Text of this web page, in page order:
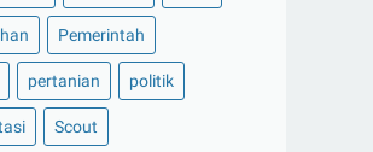
Pemerintah
pertanian politik
Scout